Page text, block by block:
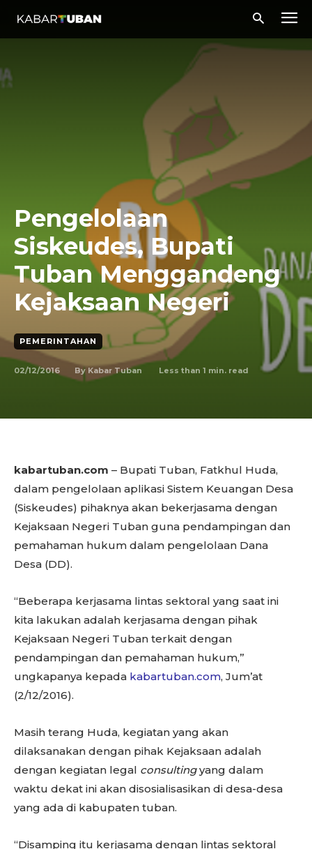
Pengelolaan
Siskeudes, Bupati
Tuban Menggandeng
Kejaksaan Negeri
PEMERINTAHAN
02/12/2016 By Kabar Tuban Less than 1 min. read
kabartuban.com – Bupati Tuban, Fatkhul Huda,
dalam pengelolaan aplikasi Sistem Keuangan Desa
(Siskeudes) pihaknya akan bekerjasama dengan
Kejaksaan Negeri Tuban guna pendampingan dan
pemahaman hukum dalam pengelolaan Dana
Desa (DD).
“Beberapa kerjasama lintas sektoral yang saat ini
kita lakukan adalah kerjasama dengan pihak
Kejaksaan Negeri Tuban terkait dengan
pendampingan dan pemahaman hukum,”
ungkapanya kepada kabartuban.com, Jum’at
(2/12/2016).
Masih terang Huda, kegiatan yang akan
dilaksanakan dengan pihak Kejaksaan adalah
dengan kegiatan legal consultingyang dalam
waktu dekat ini akan disosialisasikan di desa-desa
yang ada di kabupaten tuban.
“Disamping itu kerjasama dengan lintas sektoral